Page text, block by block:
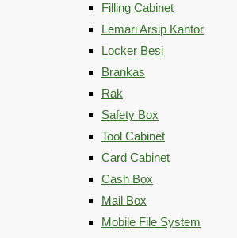
Filling Cabinet
Lemari Arsip Kantor
Locker Besi
Brankas
Rak
Safety Box
Tool Cabinet
Card Cabinet
Cash Box
Mail Box
Mobile File System